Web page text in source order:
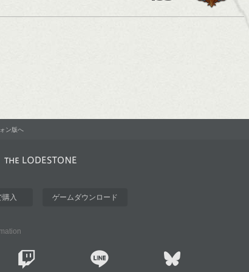
ン版へ
購入 ゲームダウンロード